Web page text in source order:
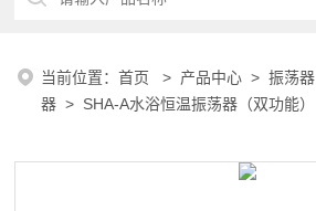
当前位置：首页 > 产品中心 >振荡器
器 > SHA-A水浴恒温振荡器（双功能）